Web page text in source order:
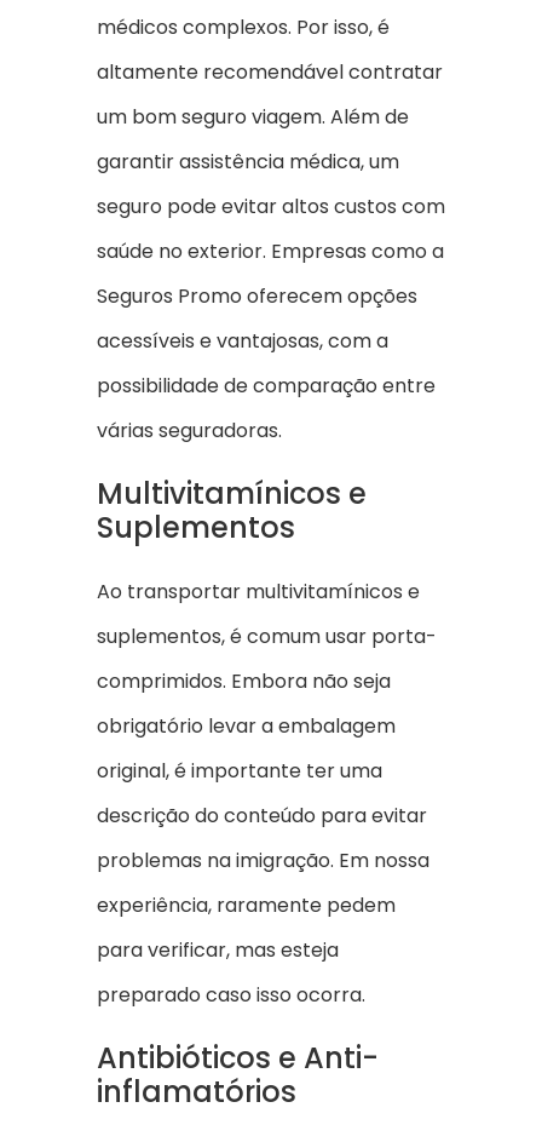
médicos complexos. Por isso, é
altamente recomendável contratar
um bom seguro viagem. Além de
garantir assistência médica, um
seguro pode evitar altos custos com
saúde no exterior. Empresas como a
Seguros Promo oferecem opções
acessíveis e vantajosas, com a
possibilidade de comparação entre
várias seguradoras.
Multivitamínicos e
Suplementos
Ao transportar multivitamínicos e
suplementos, é comum usar porta-
comprimidos. Embora não seja
obrigatório levar a embalagem
original, é importante ter uma
descrição do conteúdo para evitar
problemas na imigração. Em nossa
experiência, raramente pedem
para verificar, mas esteja
preparado caso isso ocorra.
Antibióticos e Anti-
inflamatórios